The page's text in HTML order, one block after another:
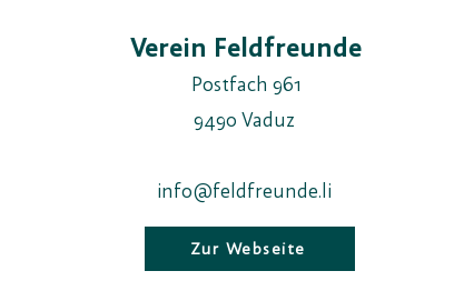
Verein Feldfreunde
Postfach 961
9490 Vaduz
info@feldfreunde.li
Zur Webseite